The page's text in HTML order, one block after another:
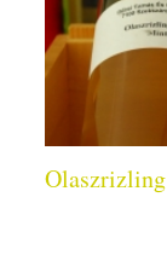
Olaszrizling